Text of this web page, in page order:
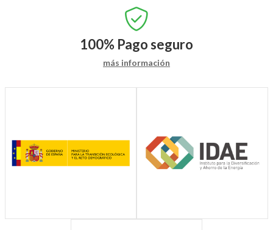
100% Pago seguro
más información